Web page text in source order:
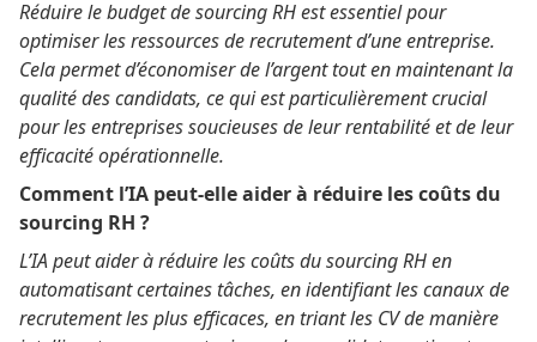
Réduire le budget de sourcing RH est essentiel pour
optimiser les ressources de recrutement d’une entreprise.
Cela permet d’économiser de l’argent tout en maintenant la
qualité des candidats, ce qui est particulièrement crucial
pour les entreprises soucieuses de leur rentabilité et de leur
efficacité opérationnelle.
Comment l’IA peut-elle aider à réduire les coûts du
sourcing RH ?
L’IA peut aider à réduire les coûts du sourcing RH en
automatisant certaines tâches, en identifiant les canaux de
recrutement les plus efficaces, en triant les CV de manière